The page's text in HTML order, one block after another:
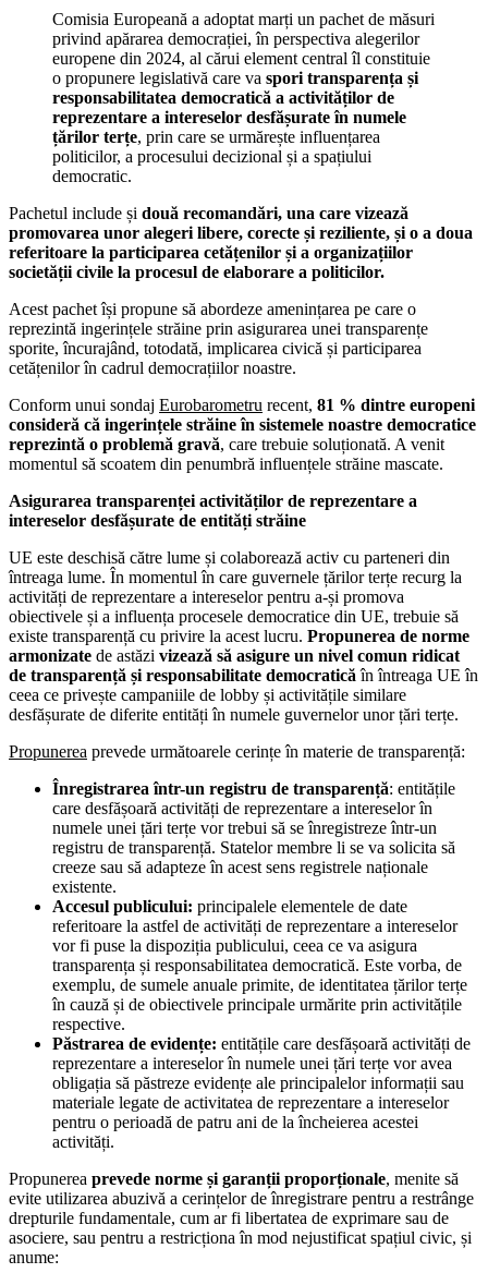
Comisia Europeană a adoptat marți un pachet de măsuri
privind apărarea democrației, în perspectiva alegerilor
europene din 2024, al cărui element central îl constituie
o propunere legislativă care va spori transparența și
responsabilitatea democratică a activităților de
reprezentare a intereselor desfășurate în numele
țărilor terțe, prin care se urmărește influențarea
politicilor, a procesului decizional și a spațiului
democratic.
Pachetul include și două recomandări, una care vizează
promovarea unor alegeri libere, corecte și reziliente, și o a doua
referitoare la participarea cetățenilor și a organizațiilor
societății civile la procesul de elaborare a politicilor.
Acest pachet își propune să abordeze amenințarea pe care o
reprezintă ingerințele străine prin asigurarea unei transparențe
sporite, încurajând, totodată, implicarea civică și participarea
cetățenilor în cadrul democrațiilor noastre.
Conform unui sondaj Eurobarometru recent, 81 % dintre europeni
consideră că ingerințele străine în sistemele noastre democratice
reprezintă o problemă gravă, care trebuie soluționată. A venit
momentul să scoatem din penumbră influențele străine mascate.
Asigurarea transparenței activităților de reprezentare a
intereselor desfășurate de entități străine
UE este deschisă către lume și colaborează activ cu parteneri din
întreaga lume. În momentul în care guvernele țărilor terțe recurg la
activități de reprezentare a intereselor pentru a-și promova
obiectivele și a influența procesele democratice din UE, trebuie să
existe transparență cu privire la acest lucru. Propunerea de norme
armonizate de astăzi vizează să asigure un nivel comun ridicat
de transparență și responsabilitate democratică în întreaga UE în
ceea ce privește campaniile de lobby și activitățile similare
desfășurate de diferite entități în numele guvernelor unor țări terțe.
Propunerea prevede următoarele cerințe în materie de transparență:
Înregistrarea într-un registru de transparență: entitățile
care desfășoară activități de reprezentare a intereselor în
numele unei țări terțe vor trebui să se înregistreze într-un
registru de transparență. Statelor membre li se va solicita să
creeze sau să adapteze în acest sens registrele naționale
existente.
Accesul publicului: principalele elementele de date
referitoare la astfel de activități de reprezentare a intereselor
vor fi puse la dispoziția publicului, ceea ce va asigura
transparența și responsabilitatea democratică. Este vorba, de
exemplu, de sumele anuale primite, de identitatea țărilor terțe
în cauză și de obiectivele principale urmărite prin activitățile
respective.
Păstrarea de evidențe: entitățile care desfășoară activități de
reprezentare a intereselor în numele unei țări terțe vor avea
obligația să păstreze evidențe ale principalelor informații sau
materiale legate de activitatea de reprezentare a intereselor
pentru o perioadă de patru ani de la încheierea acestei
activități.
Propunerea prevede norme și garanții proporționale, menite să
evite utilizarea abuzivă a cerințelor de înregistrare pentru a restrânge
drepturile fundamentale, cum ar fi libertatea de exprimare sau de
asociere, sau pentru a restricționa în mod nejustificat spațiul civic, și
anume: